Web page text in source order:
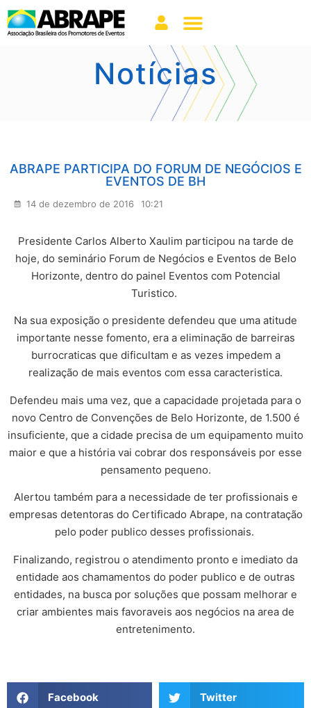
Notícias
ABRAPE PARTICIPA DO FORUM DE NEGÓCIOS E
EVENTOS DE BH
14 de dezembro de 2016 10:21
Presidente Carlos Alberto Xaulim participou na tarde de
hoje, do seminário Forum de Negócios e Eventos de Belo
Horizonte, dentro do painel Eventos com Potencial
Turistico.
Na sua exposição o presidente defendeu que uma atitude
importante nesse fomento, era a eliminação de barreiras
burrocraticas que dificultam e as vezes impedem a
realização de mais eventos com essa caracteristica.
Defendeu mais uma vez, que a capacidade projetada para o
novo Centro de Convenções de Belo Horizonte, de 1.500 é
insuficiente, que a cidade precisa de um equipamento muito
maior e que a história vai cobrar dos responsáveis por esse
pensamento pequeno.
Alertou também para a necessidade de ter profissionais e
empresas detentoras do Certificado Abrape, na contratação
pelo poder publico desses profissionais.
Finalizando, registrou o atendimento pronto e imediato da
entidade aos chamamentos do poder publico e de outras
entidades, na busca por soluções que possam melhorar e
criar ambientes mais favoraveis aos negócios na area de
entretenimento.
Facebook Twitter